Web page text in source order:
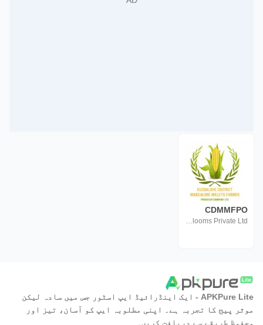
CDMMFPO
Tara Blooms Private Ltd
APKPure Lite - ایک اینڈرائیڈ ایپ اسٹور جس میں سادہ لیکن
موثر پیج کا تجربہ ہے۔ اپنی مطلوبہ ایپ کو آسان، تیز اور
محفوظ طریقے سے دریافت کریں۔